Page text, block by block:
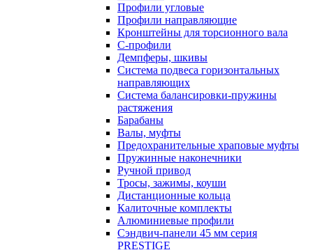
Профили угловые
Профили направляющие
Кронштейны для торсионного вала
С-профили
Демпферы, шкивы
Система подвеса горизонтальных
направляющих
Система балансировки-пружины
растяжения
Барабаны
Валы, муфты
Предохранительные храповые муфты
Пружинные наконечники
Ручной привод
Тросы, зажимы, коуши
Дистанционные кольца
Калиточные комплекты
Алюминиевые профили
Сэндвич-панели 45 мм серия
PRESTIGE